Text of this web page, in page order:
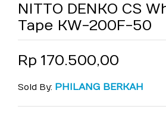
NITTO DENKO CS
Tape KW-200F-50
Rp 170.500,00
Sold By: PHILANG BERKAH